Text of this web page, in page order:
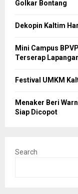
Golkar Bontang
Dekopin Kaltim
Mini Campus
Terserap
Festival UMKM
Menaker Beri
Siap Dicopot
Search